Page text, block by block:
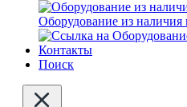
Оборудование из наличия
Контакты
Поиск